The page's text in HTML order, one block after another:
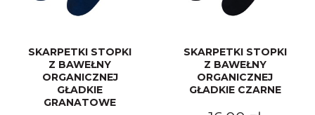
SKARPETKI STOPKI
Z BAWEŁNY
ORGANICZNEJ
GŁADKIE
GRANATOWE
SKARPETKI STOPKI
Z BAWEŁNY
ORGANICZNEJ
GŁADKIE CZARNE